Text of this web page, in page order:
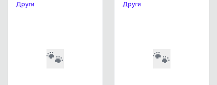
Други
🐾
Други
🐾